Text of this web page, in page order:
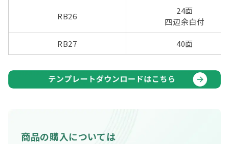
RB26
24面
四辺余白付
RB27 40面
商品の購入については